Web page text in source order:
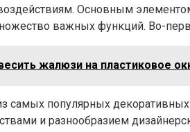
Основным
важных функций. Во-
жалюзи на пластиковое
самых популярных
и разнообразием